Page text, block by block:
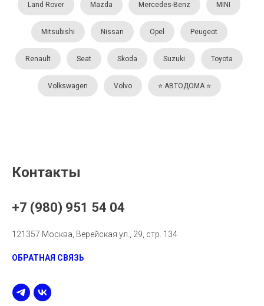
Land Rover Mazda Mercedes-Benz MINI
Mitsubishi Nissan Opel Peugeot
Renault Seat Skoda Suzuki Toyota
Volkswagen Volvo ⭐️ АВТОДОМА ⭐️
Контакты
+7 (980) 951 54 04
121357 Москва, Верейская ул., 29, стр. 134
ОБРАТНАЯ СВЯЗЬ